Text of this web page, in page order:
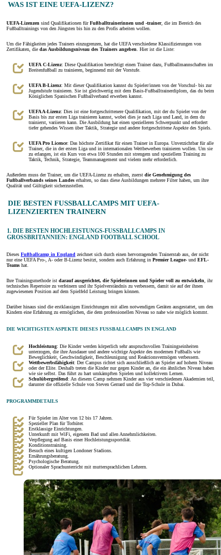
WAS IST EINE UEFA-LIZENZ?
UEFA-Lizenzen sind Qualifikationen fürFußballtrainerinnen und -trainer, die im Bereich des
Fußballtrainings von den Jüngsten bis hin zu den Profis arbeiten wollen.
Um die Fähigkeiten jedes Trainers einzugrenzen, hat die UEFA verschiedene Klassifizierungen von
Zertifikaten, die das Ausbildungsniveau des Trainers angeben . Hier ist die Liste:
UEFA C-Lizenz: Diese Qualifikation berechtigt einen Trainer dazu, Fußballmannschaften im
Breitenfußball zu trainieren, beginnend mit der Vorstufe.
UEFA B-Lizenz: Mit dieser Qualifikation kannst du Spieler/innen von der Vorschul- bis zur
Jugendstufe trainieren. Sie ist gleichwertig mit dem Basis-Fußballtrainerdiplom, das du beim
Königlichen Spanischen Fußballverband erwerben kannst.
UEFA A-Lizenz: Dies ist eine fortgeschrittenere Qualifikation, mit der du Spieler von der
Basis bis zur ersten Liga trainieren kannst, wobei dies je nach Liga und Land, in dem du
trainierst, variieren kann. Die Ausbildung hat einen spezielleren Schwerpunkt und erfordert
tiefer gehendes Wissen über Taktik, Strategie und andere fortgeschrittene Aspekte des Spiels.
UEFA Pro Licence: Das höchste Zertifikat für einen Trainer in Europa. Unverzichtbar für alle
Trainer, die in der ersten Liga und in internationalen Wettbewerben trainieren wollen. Um sie
zu erlangen, ist ein Kurs von etwa 100 Stunden mit strengem und speziellem Training zu
Taktik, Technik, Strategie, Teammanagement und vielem mehr erforderlich.
Außerdem muss der Trainer, um die UEFA-Lizenz zu erhalten, zuerst die Genehmigung des
Fußballverbands seines Landes erhalten, so dass diese Ausbildungen mehrere Filter haben, um ihre
Qualität und Gültigkeit sicherzustellen.
DIE BESTEN FUSSBALLCAMPS MIT UEFA-L
IZENZIERTEN TRAINERN
1. DIE BESTEN HOCHLEISTUNGS-FUSSBALLCAMPS IN G
ROSSBRITANNIEN: ENGLAND FOOTBALL SCHOOL
Dieses Fußballcamp in England zeichnet sich durch einen hervorragenden Trainerstab aus, der nicht
nur eine UEFA Pro-, A- oder B-Lizenz besitzt, sondern auch Erfahrung in Premier League- und EFL-
Teams hat.
Ihre Trainingsmethode ist darauf ausgerichtet, die Spielerinnen und Spieler voll zu entwickeln , ihr
technisches Repertoire zu verfeinern und ihr Spielverständnis zu verbessern, damit sie auf der ihnen
zugewiesenen Position auf dem Spielfeld Leistung bringen können.
Darüber hinaus sind die erstklassigen Einrichtungen mit allen notwendigen Geräten ausgestattet, um den
Kindern eine Erfahrung zu ermöglichen, die dem professionellen Niveau so nahe wie möglich kommt.
DIE WICHTIGSTEN ASPEKTE DIESES FUSSBALLCAMPS IN ENGLAND
Hochleistung: Die Kinder werden körperlich sehr anspruchsvollen Trainingseinheiten
unterzogen, die ihre Ausdauer und andere wichtige Aspekte des modernen Fußballs wie
Beweglichkeit, Geschwindigkeit, Beschleunigung und Reaktionsvermögen verbessern.
Wettbewerbsfähigkeit: Der Campus richtet sich ausschließlich an Spieler auf hohem Niveau
oder der Elite. Deshalb treten die Kinder nur gegen Kinder an, die ein ähnliches Niveau haben
wie sie selbst. Das führt zu hart umkämpften Spielen und kollektivem Lernen.
Schulübergreifend: An diesem Camp nehmen Kinder aus vier verschiedenen Akademien teil,
darunter die offizielle Schule von Steven Gerrard und die Top-Schule in Dubai.
PROGRAMMDETAILS
Für Spieler im Alter von 12 bis 17 Jahren.
Spezieller Plan für Torhüter.
Erstklassige Einrichtungen.
Unterkunft mit WiFi, eigenem Bad und allen Annehmlichkeiten.
Verpflegung auf Basis einer Hochleistungssportdiät.
Konditionstraining.
Besuch eines kultigen Londoner Stadions.
Ernährungsberatung.
Psychologische Beratung.
Optionaler Sprachunterricht mit muttersprachlichen Lehrern.